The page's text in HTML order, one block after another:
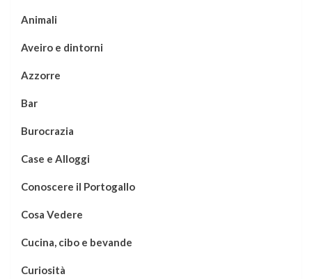
Animali
Aveiro e dintorni
Azzorre
Bar
Burocrazia
Case e Alloggi
Conoscere il Portogallo
Cosa Vedere
Cucina, cibo e bevande
Curiosità